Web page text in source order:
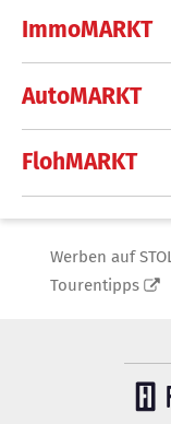
ImmoMARKT
AutoMARKT
FlohMARKT
Werben auf
Tourentipps